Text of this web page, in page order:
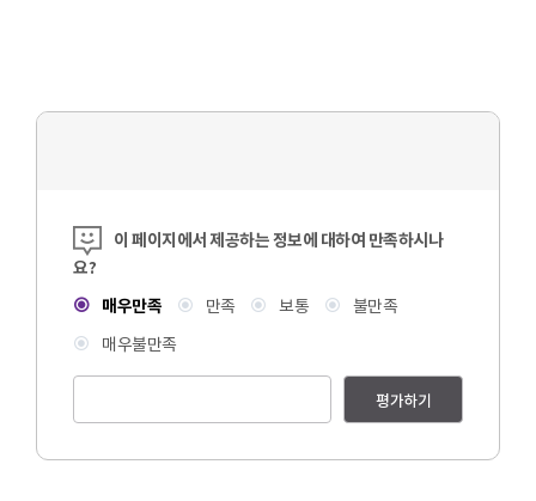
콘텐츠 만족도 조사
이 페이지에서 제공하는 정보에 대하여 만족하시나
요?
매우만족
만족 보통
불만족
매우불만족
평가하기